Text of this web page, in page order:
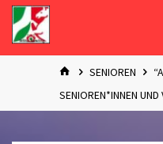
Zum
Inhalt
springen
STARTSENIOREN
SENIOREN*INNEN UND